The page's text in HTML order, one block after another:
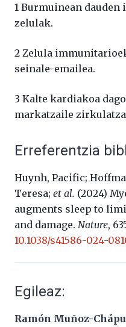
1 Burmuinean
zelulak.
2 Zelula
seinale-emailea.
3 Kalte kardiakoa
markatzaile
Erreferentzia
Huynh, Pacific;
Teresa; et al. (2024)
augments sleep to
and damage. Nature,
10.1038/s41586-024-
Egileaz:
Ramón Muñoz-